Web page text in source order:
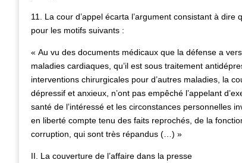
11. La cour d’appel écarta l’argument consistant à
pour les motifs suivants :
« Au vu des documents médicaux que la défense a
maladies cardiaques, qu’il est sous traitement
interventions chirurgicales pour d’autres maladies, la
dépressif et anxieux, n’ont pas empêché l’appelant
santé de l’intéressé et les circonstances personnelles
en liberté compte tenu des faits reprochés, de la
corruption, qui sont très répandus (…) »
II. La couverture de l’affaire dans la presse